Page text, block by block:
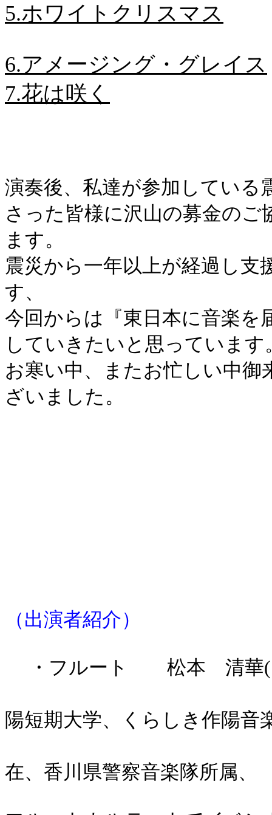
5.ホワイトクリスマス
6.アメージング・グレイス
7.花は咲く
演奏後、私達が参加している
さった皆様に沢山の募金の
ます。
震災から一年以上が経過し
す、
今回からは『東日本に音楽
していきたいと思っています
お寒い中、またお忙しい中
ざいました。
（出演者紹介）
・フルート 松本 清華(
陽短期大学、くらしき作陽音
在、香川県警察音楽隊所属、